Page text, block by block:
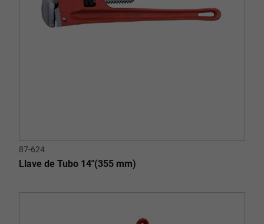
87-624
Llave de Tubo 14"(355 mm)